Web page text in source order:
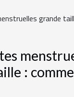
grande
: